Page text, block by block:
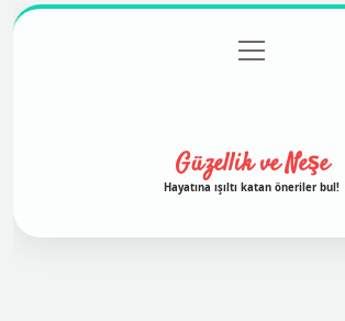
Gizlilik Politikası
menüyü
aç
Güzellik ve Neşe
Hayatına ışıltı katan öneriler bul!